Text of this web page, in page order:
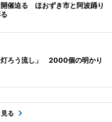
開催迫る ほおずき市と阿波踊り
灯ろう流し」 2000個の明かり
る